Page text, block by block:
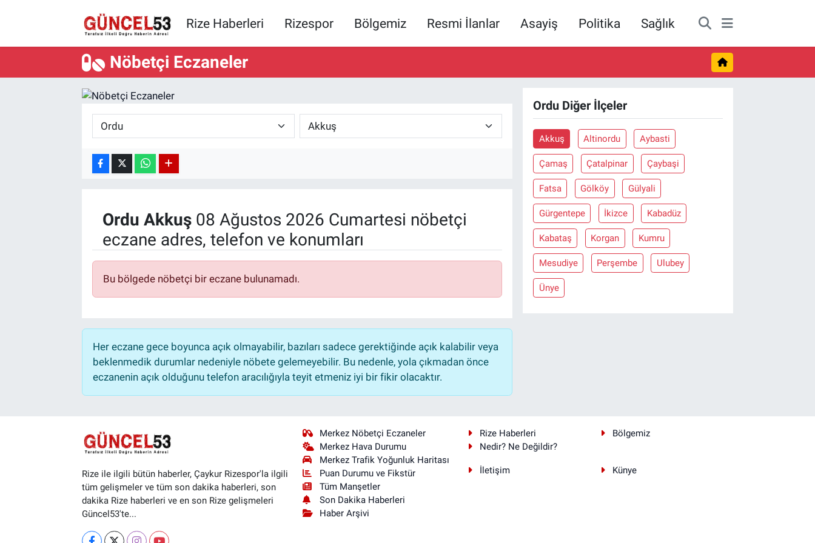
Rize Haberleri Rizespor Bölgemiz Resmi İlanlar Asayiş Politika Sağlık
Nöbetçi Eczaneler
Ordu Akkuş08 Ağustos 2026 Cumartesi nöbetçi
eczane adres, telefon ve konumları
Bu bölgede nöbetçi bir eczane bulunamadı.
Her eczane gece boyunca açık olmayabilir, bazıları sadece gerektiğinde açık kalabilir veya
beklenmedik durumlar nedeniyle nöbete gelemeyebilir. Bu nedenle, yola çıkmadan önce
eczanenin açık olduğunu telefon aracılığıyla teyit etmeniz iyi bir fikir olacaktır.
Ordu Diğer İlçeler
Akkuş Altinordu Aybasti
Çamaş Çatalpinar Çaybaşi
Fatsa Gölköy Gülyali
Gürgentepe İkizce Kabadüz
Kabataş Korgan Kumru
Mesudiye Perşembe Ulubey
Ünye
Rize ile ilgili bütün haberler, Çaykur Rizespor'la ilgili
tüm gelişmeler ve tüm son dakika haberleri, son
dakika Rize haberleri ve en son Rize gelişmeleri
Güncel53'te...
Merkez Nöbetçi Eczaneler
Merkez Hava Durumu
Merkez Trafik Yoğunluk Haritası
Puan Durumu ve Fikstür
Tüm Manşetler
Son Dakika Haberleri
Haber Arşivi
Rize Haberleri
Bölgemiz
Nedir? Ne Değildir?
İletişim Künye